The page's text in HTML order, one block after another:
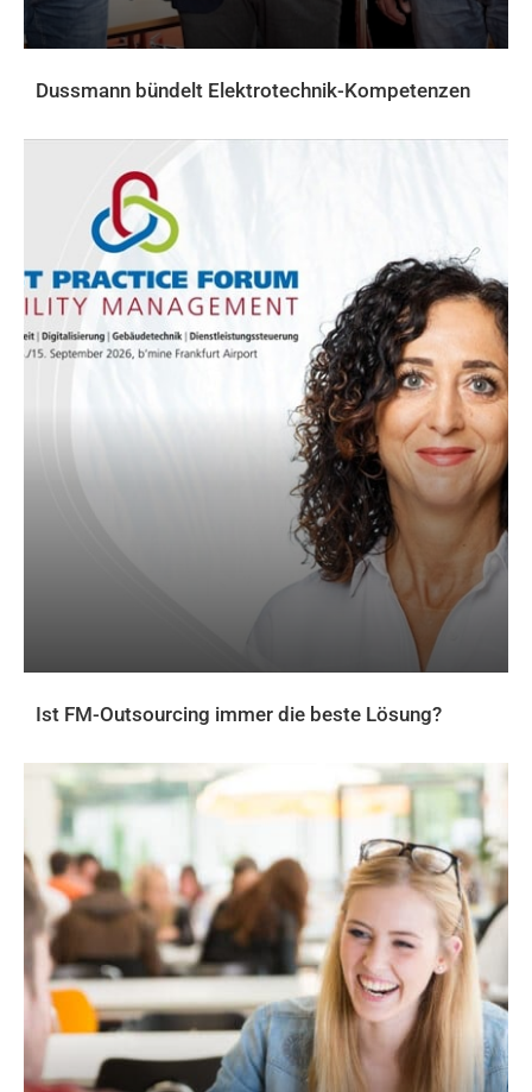
Dussmann bündelt Elektrotechnik-Kompetenzen
Ist FM-Outsourcing immer die beste Lösung?